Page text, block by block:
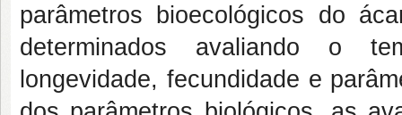
parâmetros bioecológicos do
determinados avaliando o
longevidade, fecundidade e